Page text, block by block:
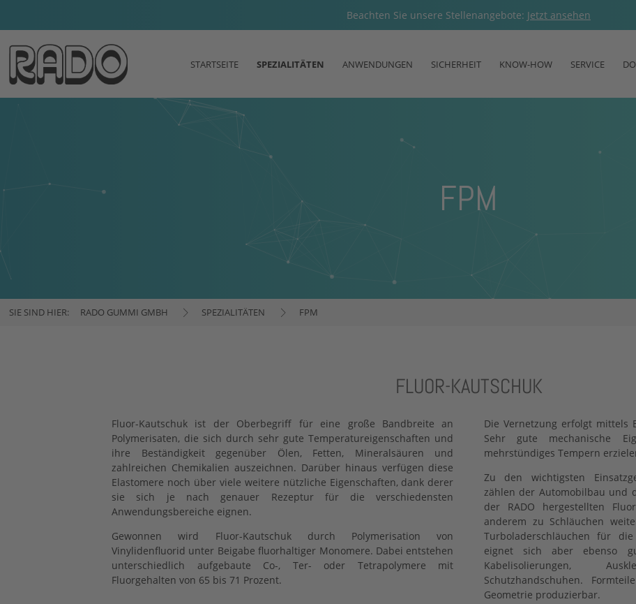
Beachten Sie unsere Stellenangebote: Jetzt ansehen
STARTSEITE SPEZIALITÄTEN ANWENDUNGEN SICHERHEIT KNOW-HOW SERVICE
FPM
SIE SIND HIER: RADO GUMMI GMBH SPEZIALITÄTEN
FPM
FLUOR-KAUTSCHUK
Fluor-Kautschuk ist der Oberbegriff für eine große Bandbreite an
Polymerisaten, die sich durch sehr gute Temperatureigenschaften und
ihre Beständigkeit gegenüber Ölen, Fetten, Mineralsäuren und
zahlreichen Chemikalien auszeichnen. Darüber hinaus verfügen diese
Elastomere noch über viele weitere nützliche Eigenschaften, dank derer
sie sich je nach genauer Rezeptur für die verschiedensten
Anwendungsbereiche eignen.
Gewonnen wird Fluor-Kautschuk durch Polymerisation von
Vinylidenfluorid unter Beigabe fluorhaltiger Monomere. Dabei entstehen
unterschiedlich aufgebaute Co-, Ter- oder Tetrapolymere mit
Fluorgehalten von 65 bis 71 Prozent.
Die Vernetzung erfolgt mittels
Sehr gute mechanische
mehrstündiges Tempern
Zu den wichtigsten
zählen der Automobilbau und
der RADO hergestellten
anderem zu Schläuchen
Turboladerschläuchen für die
eignet sich aber ebenso
Kabelisolierungen,
Schutzhandschuhen.
Geometrie produzierbar.